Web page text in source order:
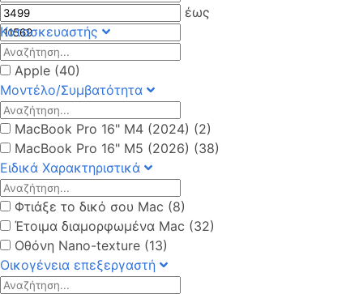
έως
Κατασκευαστής
Apple (40)
Μοντέλο/Συμβατότητα
MacBook Pro 16" M4 (2024) (2)
MacBook Pro 16" M5 (2026) (38)
Ειδικά Χαρακτηριστικά
Φτιάξε το δικό σου Mac (8)
Έτοιμα διαμορφωμένα Mac (32)
Οθόνη Nano-texture (13)
Οικογένεια επεξεργαστή